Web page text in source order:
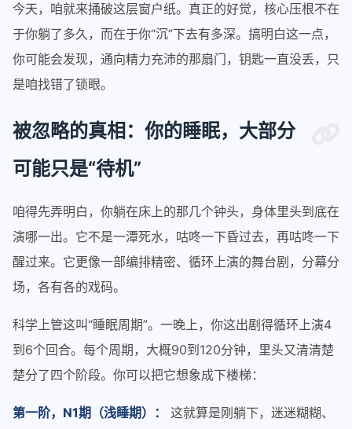
今天，咱就来捅破这层窗户纸。真正的好觉，核心压根不在
于你躺了多久，而在于你“沉”下去有多深。搞明白这一点，
你可能会发现，通向精力充沛的那扇门，钥匙一直没丢，只
是咱找错了锁眼。
被忽略的真相：你的睡眠，大部分
可能只是“待机”
咱得先弄明白，你躺在床上的那几个钟头，身体里头到底在
演哪一出。它不是一潭死水，咕咚一下昏过去，再咕咚一下
醒过来。它更像一部编排精密、循环上演的舞台剧，分幕分
场，各有各的戏码。
科学上管这叫“睡眠周期”。一晚上，你这出剧得循环上演4
到6个回合。每个周期，大概90到120分钟，里头又清清楚
楚分了四个阶段。你可以把它想象成下楼梯：
第一阶，N1期（浅睡期）：
这就算是刚躺下，迷迷糊糊、